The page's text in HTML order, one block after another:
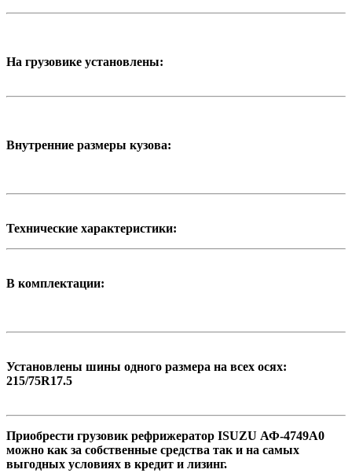
На грузовике установлены:
Внутренние размеры кузова:
Технические характеристики:
В комплектации:
Установлены шины одного размера на всех осях:
215/75R17.5
Приобрести грузовик рефрижератор ISUZU АФ-4749A0
можно как за собственные средства так и на самых
выгодных условиях в кредит и лизинг.